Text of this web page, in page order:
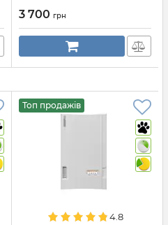
3 700 грн
Топ продажів
4.8